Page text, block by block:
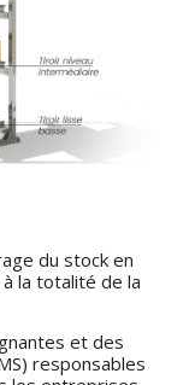
du stock en
la totalité de la
et des
responsables